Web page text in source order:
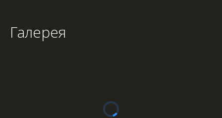
Галерея